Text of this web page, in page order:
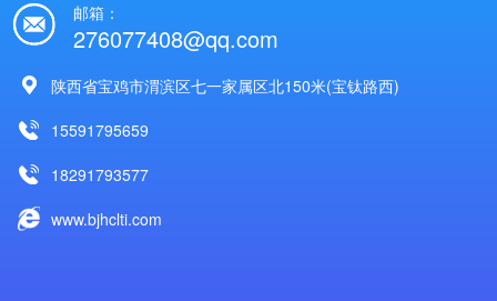
邮箱：
276077408@qq.com
陕西省宝鸡市渭滨区七一家属区北150米(宝钛路西)
15591795659
18291793577
www.bjhclti.com